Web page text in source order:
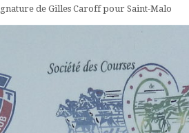
de Gilles Caroff pour Saint-Malo